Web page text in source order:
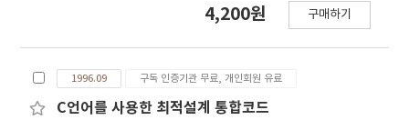
의 수퍼 루프(super loop)로 연결하고, 루프(loop)
소를 생성하는 기법에 바탕을 두고 있다. 이 방법은 요
소망 생성영역의 형상에 제한이 없으며, 모든 과정을
4,200원 구매하기
1996.09 구독 인증기관 무료, 개인회원 유료
C언어를 사용한 최적설계 통합코드